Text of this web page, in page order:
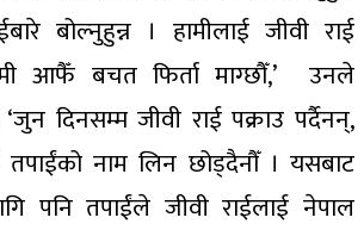
बोल्नुहुन्न । हामीलाई जीवी राई
आफैँ बचत फिर्ता माग्छौँ,’ उनले
दिनसम्म जीवी राई पक्राउ पर्दैनन्,
तपाईंको नाम लिन छोड्दैनौँ । यसबाट
पनि तपाईंले जीवी राईलाई नेपाल